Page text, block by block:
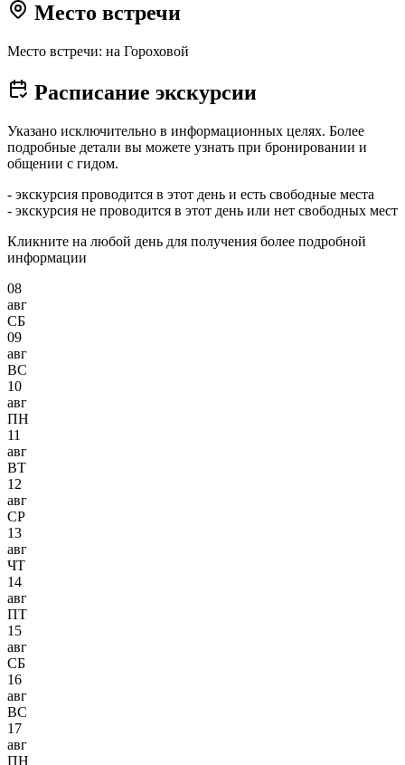
Место встречи
Место встречи: на Гороховой
Расписание экскурсии
Указано исключительно в информационных целях. Более
подробные детали вы можете узнать при бронировании и
общении с гидом.
- экскурсия проводится в этот день и есть свободные места
- экскурсия не проводится в этот день или нет свободных мест
Кликните на любой день для получения более подробной
информации
08
авг
СБ
09
авг
ВС
10
авг
ПН
11
авг
ВТ
12
авг
СР
13
авг
ЧТ
14
авг
ПТ
15
авг
СБ
16
авг
ВС
17
авг
ПН